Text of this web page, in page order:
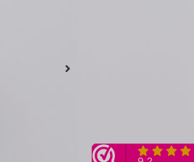
Afmeting: rozet
Toevoegen aan